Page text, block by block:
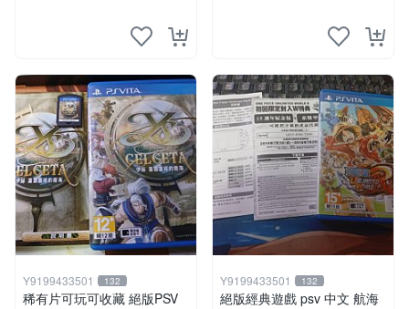
Y9199433501 132
稀有片可玩可收藏 絕版PSV
Y9199433501 132
絕版經典遊戲 psv 中文 航海